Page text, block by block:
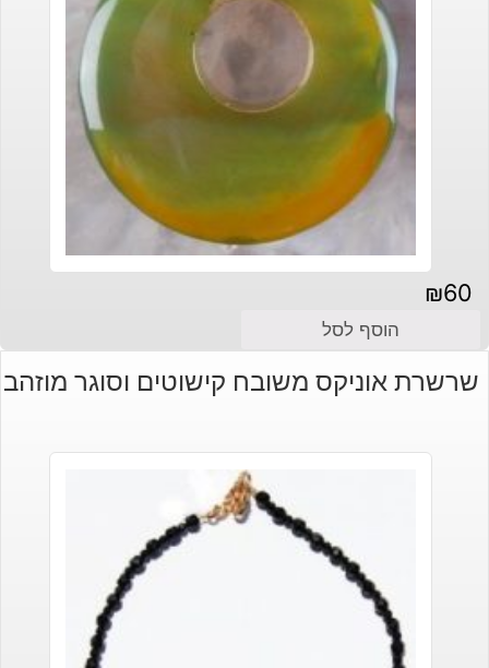
₪60
הוסף לסל
שרשרת אוניקס משובח קישוטים וסוגר מוזהב